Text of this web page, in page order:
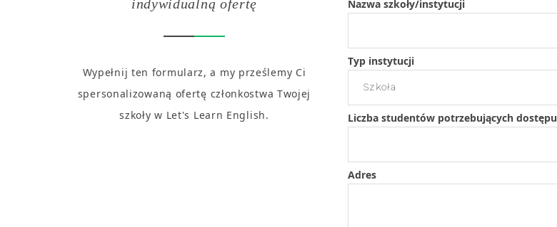
indywidualną ofertę
Wypełnij ten formularz, a my prześlemy Ci
spersonalizowaną ofertę członkostwa Twojej
szkoły w Let's Learn English.
Nazwa szkoły/instytucji
Typ instytucji
Liczba studentów potrzebujących dostępu
Adres